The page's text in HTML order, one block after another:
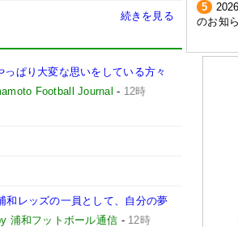
続きを見る
ぱり大変な思いをしている方々
Football Journal - 12時
和レッズの一員として、自分の夢
浦和フットボール通信 - 12時
5
のお知